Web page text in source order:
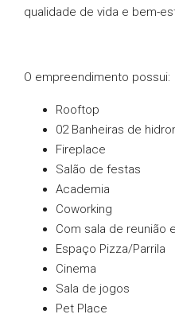
qualidade de vida e bem-
O empreendimento possui:
Rooftop
02 Banheiras de
Fireplace
Salão de festas
Academia
Coworking
Com sala de reunião
Espaço Pizza/Parrila
Cinema
Sala de jogos
Pet Place